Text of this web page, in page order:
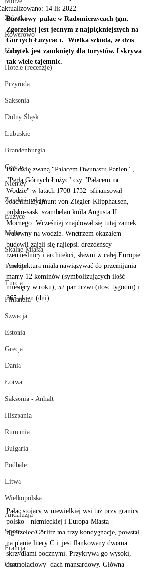
Zabytki
Rowerowo
Urbex
Hotele (recenzje)
Przyroda
Saksonia
Dolny Śląsk
Lubuskie
Brandenburgia
Czechy
Niemcy
Zamki i pałace
Łużyce
Malta
Skalne Miasta
Tunezja
Turcja
Finlandia
Szwecja
Estonia
Grecja
Dania
Łotwa
Saksonia - Anhalt
Hiszpania
Rumunia
Bułgaria
Podhale
Litwa
Wielkopolska
Andaluzja
Sport
Francja
Oman
14 lis 2022
Barokowy  pałac w Radomierzycach (gm.
Zgorzelec) jest jednym z najpiękniejszych na
Górnych Łużycach.  Wielka szkoda, że dziś
zabytek jest zamknięty dla turystów. I skrywa
tak wiele tajemnic.
Budowlę zwaną "Pałacem Dwunastu Panien" ,
"Perłą Górnych Łużyc" czy "Pałacem na
Wodzie" w latach 1708-1732  sfinansował
Joachim Zygmunt von Ziegler-Klipphausen,
polsko-saski szambelan króla Augusta II
Mocnego. Wcześniej znajdował się tutaj zamek
warowny na wodzie. Wnętrzem okazałem
budowli zajęli się najlepsi, drezdeńscy
rzemieślnicy i architekci, sławni w całej Europie.
Architektura miała nawiązywać do przemijania –
mamy 12 kominów (symbolizujących ilość
miesięcy w roku), 52 par drzwi (ilość tygodni) i
365 okien (dni).
Pałac stojący w niewielkiej wsi tuż przy granicy
polsko - niemieckiej i Europa-Miasta -
Zgorzelec/Görlitz ma trzy kondygnacje, powstał
na planie litery C i  jest flankowany dwoma
skrzydłami bocznymi. Przykrywa go wysoki,
dwupołaciowy  dach mansardowy. Główna